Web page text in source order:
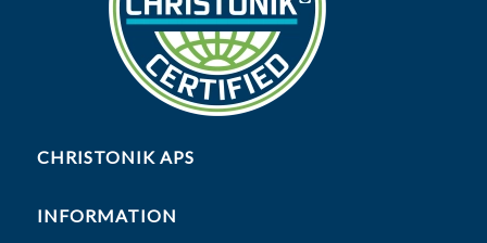
CHRISTONIK APS
INFORMATION